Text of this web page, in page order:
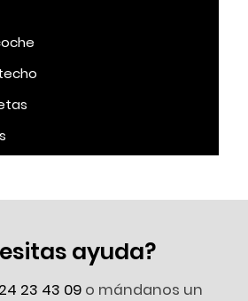
ayuda?
23 43 09o mándanos un